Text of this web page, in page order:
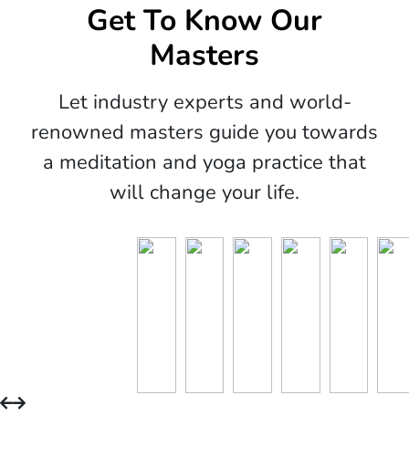
Get To Know Our
Masters
Let industry experts and world-
renowned masters guide you towards
a meditation and yoga practice that
will change your life.